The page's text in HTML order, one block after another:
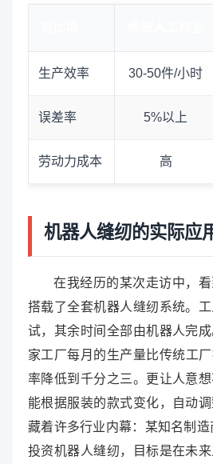
生产效率 30-50件/小时
误差率 5%以上
劳动力成本 高
机器人缝纫的实际应
在我经历的某次走访中，
搭载了全套机器人缝纫系统。
试，其余时间全部由机器人完
家工厂每月的生产量比传统工
率降低到千分之三。更让人意
能根据服装的款式变化，自动
藏着许多行业内幕：某知名制
投资机器人缝纫，目标是在未